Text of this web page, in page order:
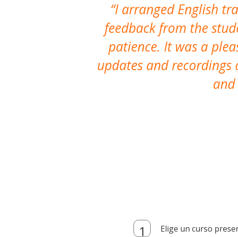
I arranged English
feedback from the
patience. It was a
updates and recordings
and
Elige un curso